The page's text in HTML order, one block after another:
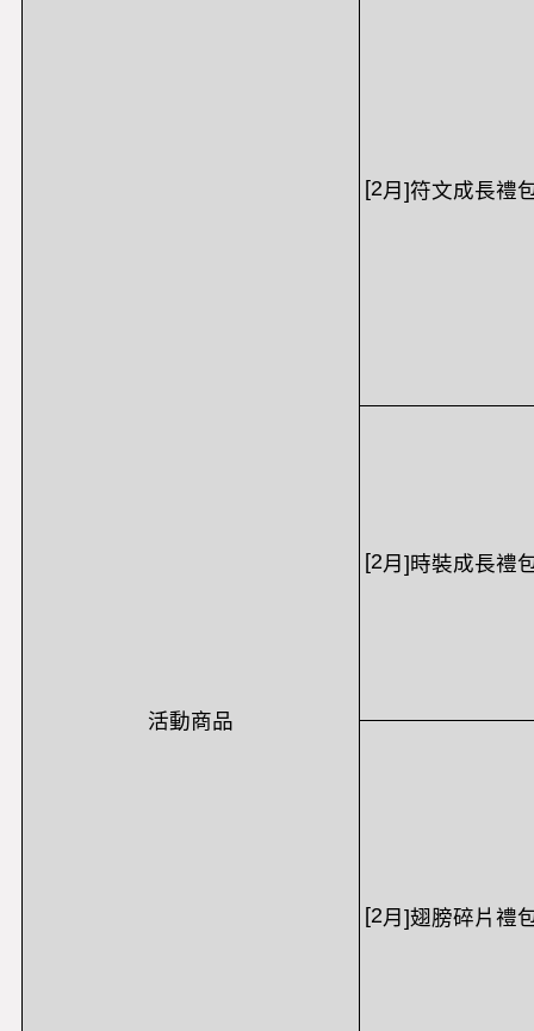
活動商品
[2月 ]符文成長禮
[2月 ] 時裝成長禮
[2月 ]翅膀碎片禮